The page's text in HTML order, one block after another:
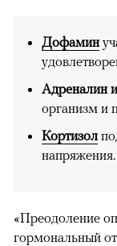
Дофамин
Адреналин
организм и
Кортизол
напряжения.
«Преодоление
гормональный